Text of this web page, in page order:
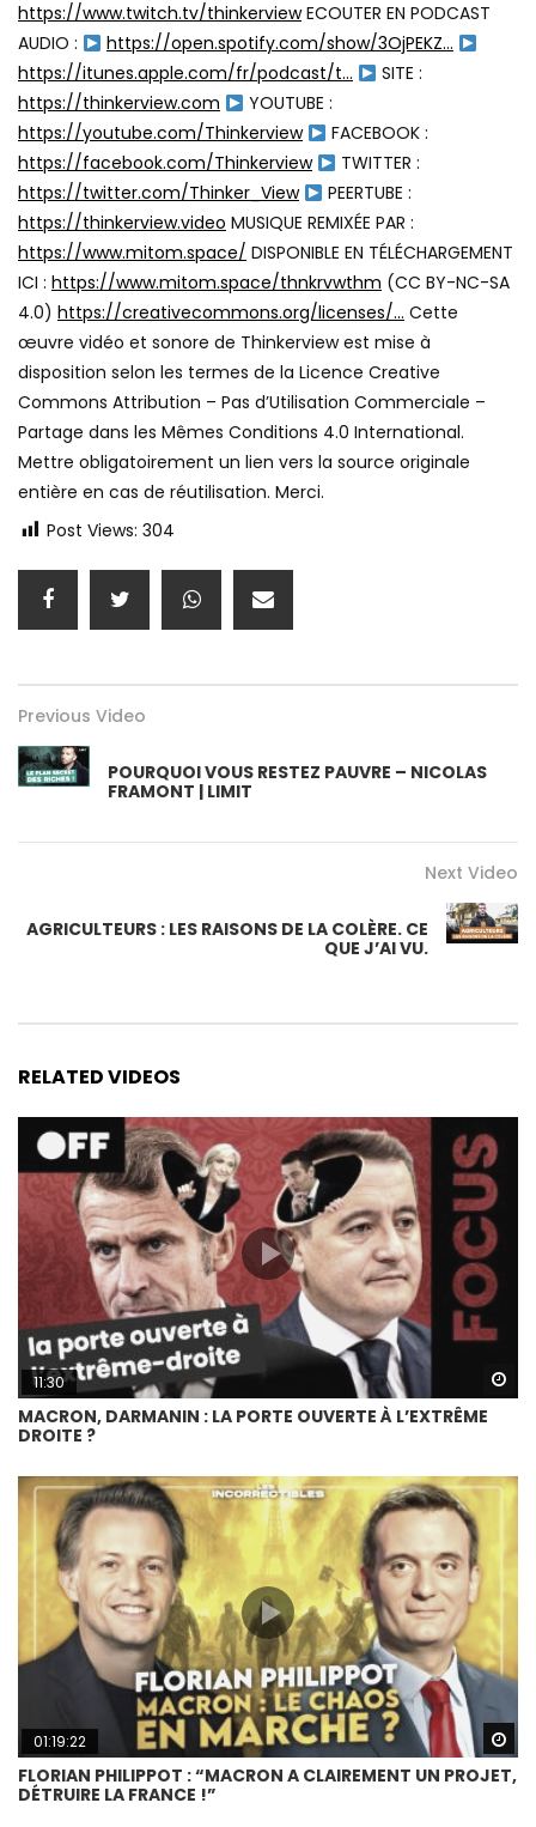
https://www.twitch.tv/thinkerviewECOUTER EN PODCAST
AUDIO :
https://open.spotify.com/show/3OjPEKZ…
https://itunes.apple.com/fr/podcast/t…
SITE :
https://thinkerview.com
YOUTUBE :
https://youtube.com/Thinkerview
FACEBOOK :
https://facebook.com/Thinkerview
TWITTER :
https://twitter.com/Thinker_View
PEERTUBE :
https://thinkerview.video MUSIQUE REMIXÉE PAR :
https://www.mitom.space/ DISPONIBLE EN TÉLÉCHARGEMENT
ICI : https://www.mitom.space/thnkrvwthm (CC BY-NC-SA
4.0) https://creativecommons.org/licenses/… Cette
œuvre vidéo et sonore de Thinkerview est mise à
disposition selon les termes de la Licence Creative
Commons Attribution – Pas d’Utilisation Commerciale –
Partage dans les Mêmes Conditions 4.0 International.
Mettre obligatoirement un lien vers la source originale
entière en cas de réutilisation. Merci.
Post Views: 304
Previous Video
POURQUOI VOUS RESTEZ PAUVRE – NICOLAS
FRAMONT | LIMIT
Next Video
AGRICULTEURS : LES RAISONS DE LA COLÈRE. CE
QUE J’AI VU.
RELATED VIDEOS
11:30
MACRON, DARMANIN : LA PORTE OUVERTE À L’EXTRÊME
DROITE ?
01:19:22
FLORIAN PHILIPPOT : “MACRON A CLAIREMENT UN PROJET,
DÉTRUIRE LA FRANCE !”